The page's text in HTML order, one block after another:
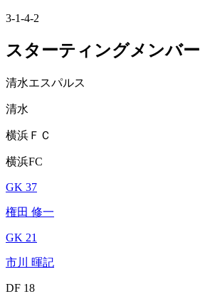
3-1-4-2
スターティングメンバー
清水エスパルス
清水
横浜ＦＣ
横浜FC
GK 37
権田 修一
GK 21
市川 暉記
DF 18